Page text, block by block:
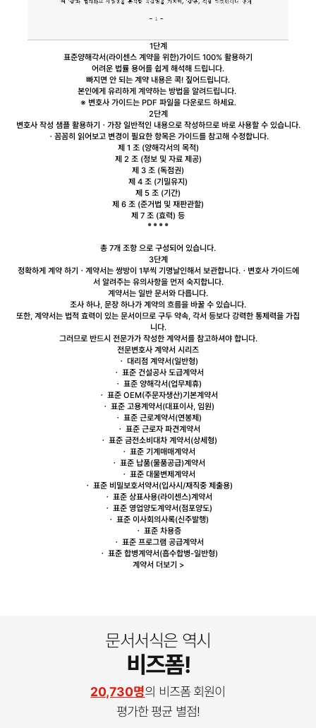
1단계
표준양해각서(라이센스 계약을 위한)가이드 100% 활용하기
어려운 법률 용어를 쉽게 해석해 드립니다.
빠지면 안 되는 계약 내용은 콕! 짚어드립니다.
본인에게 유리하게 계약하는 방법을 알려드립니다.
※ 변호사 가이드는 PDF 파일을 다운로드 하세요.
2단계
변호사 작성 샘플 활용하기 ㆍ가장 일반적인 내용으로 작성하므로 바로 사용할 수 있습니다.
ㆍ꼼꼼히 읽어보고 변경이 필요한 항목은 가이드를 참고해 수정합니다.
제 1 조 (양해각서의 목적)
제 2 조 (정보 및 자료 제공)
제 3 조 (독점권)
제 4 조 (기밀유지)
제 5 조 (기간)
제 6 조 (준거법 및 재판관할)
제 7 조 (효력) 등
총 7개 조항 으로 구성되어 있습니다.
3단계
정확하게 계약 하기 ㆍ계약서는 쌍방이 1부씩 기명날인해서 보관합니다.ㆍ변호사 가이드에
서 알려주는 유의사항을 먼저 숙지합니다.
계약서는 일반 문서와 다릅니다.
조사 하나, 문장 하나가 계약의 흐름을 바꿀 수 있습니다.
또한, 계약서는 법적 효력이 있는 문서이므로 구두 약속, 각서 등보다 강력한 통제력을 가집
니다.
그러므로 반드시 전문가가 작성한 계약서를 참고하셔야 합니다.
전문변호사 계약서 시리즈
ㆍ 대리점 계약서(일반형)
ㆍ 표준 건설공사 도급계약서
ㆍ 표준 양해각서 (업무제휴)
ㆍ 표준 OEM(주문자생산)기본계약서
ㆍ 표준 고용계약서(대표이사, 임원)
ㆍ 표준 근로계약서(연봉제)
ㆍ 표준 근로자 파견계약서
ㆍ 표준 금전소비대차계약서(상세형)
ㆍ 표준 기계매매계약서
ㆍ 표준 납품(물품공급)계약서
ㆍ 표준 대물변제 계약서
ㆍ 표준 비밀보호서약서(입사시/재직중 제출용)
ㆍ 표준 상표사용(라이센스)계약서
ㆍ 표준 영업양도계약서(점포양도)
ㆍ 표준 이사회의사록(신주발행)
ㆍ 표준 차용증
ㆍ 표준 프로그램 공급계약서
ㆍ 표준 합병계약서(흡수합병-일반형)
계약서 더보기 >
문서서식은 역시
비즈폼!
20,730명의 비즈폼 회원이
평가한 평균 별점!